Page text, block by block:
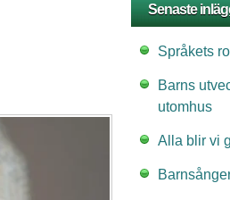
Senaste
Språkets
Barns
utomhus
Alla blir vi